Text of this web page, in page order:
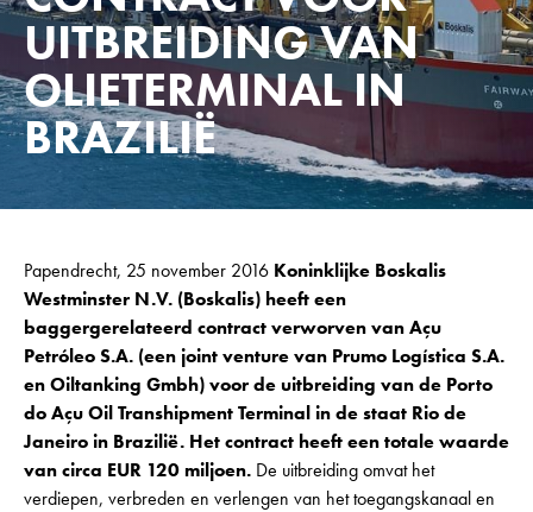
UITBREIDING VAN
OLIETERMINAL IN
BRAZILIË
Papendrecht, 25 november 2016 Koninklijke Boskalis
Westminster N.V. (Boskalis) heeft een
baggergerelateerd contract verworven van Açu
Petróleo S.A. (een joint venture van Prumo Logística S.A.
en Oiltanking Gmbh) voor de uitbreiding van de Porto
do Açu Oil Transhipment Terminal in de staat Rio de
Janeiro in Brazilië. Het contract heeft een totale waarde
van circa EUR 120 miljoen. De uitbreiding omvat het
verdiepen, verbreden en verlengen van het toegangskanaal en